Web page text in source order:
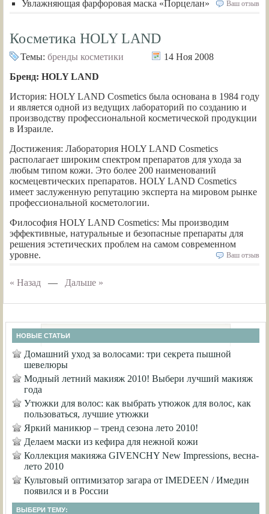
Увлажняющая фарфоровая маска «Порцелан» Ваш отзыв
Косметика HOLY LAND
Темы: бренды косметики
14 Ноя 2008
Бренд: HOLY LAND
История: HOLY LAND Cosmetics была основана в 1984 году
и является одной из ведущих лабораторий по созданию и
производству профессиональной косметической продукции
в Израиле.
Достижения: Лаборатория HOLY LAND Cosmetics
располагает широким спектром препаратов для ухода за
любым типом кожи. Это более 200 наименований
космецевтических препаратов. HOLY LAND Cosmetics
имеет заслуженную репутацию эксперта на мировом рынке
профессиональной косметологии.
Философия HOLY LAND Cosmetics: Мы производим
эффективные, натуральные и безопасные препараты для
решения эстетических проблем на самом современном
уровне.
Ваш отзыв
« Назад — Дальше »
НОВЫЕ СТАТЬИ
Домашний уход за волосами: три секрета пышной
шевелюры
Модный летний макияж 2010! Выбери лучший макияж
года
Утюжки для волос: как выбрать утюжок для волос, как
пользоваться, лучшие утюжки
Яркий маникюр – тренд сезона лето 2010!
Делаем маски из кефира для нежной кожи
Коллекция макияжа GIVENCHY New Impressions, весна-
лето 2010
Культовый оптимизатор загара от IMEDEEN / Имедин
появился и в России
ВЫБЕРИ ТЕМУ: